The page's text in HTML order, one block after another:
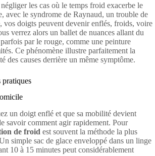
les cas où le temps froid exacerbe le
avec le syndrome de Raynaud, un trouble de
vos doigts peuvent devenir enflés, froids, voire
verrez alors un ballet de nuances allant du
par le rouge, comme une peinture
Ce phénomène illustre parfaitement la
des causes derrière un même symptôme.
pratiques
un doigt enflé et que sa mobilité devient
savoir comment agir rapidement. Pour
de froid est souvent la méthode la plus
simple sac de glace enveloppé dans un linge
10 à 15 minutes peut considérablement